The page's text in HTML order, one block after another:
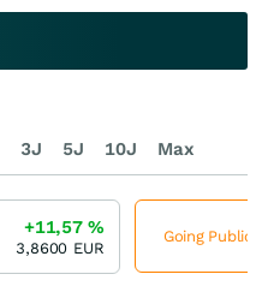
3J 5J 10J Max
+11,57%
3,8600 EUR
Going Public